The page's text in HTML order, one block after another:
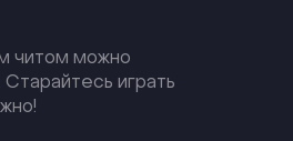
читом можно
Старайтесь играть